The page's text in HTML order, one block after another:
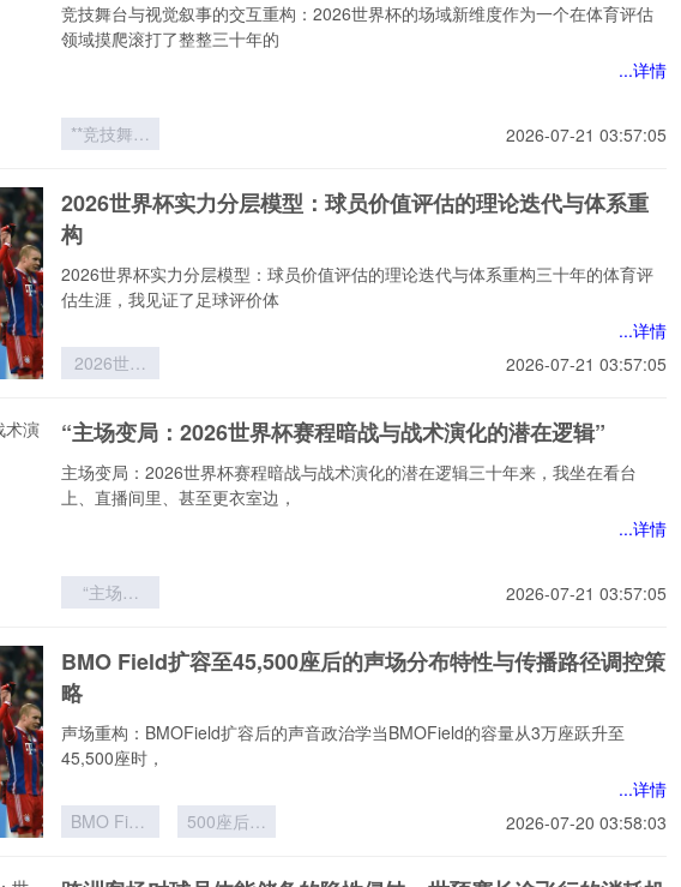
竞技舞台与视觉叙事的交互重构：2026世界杯的场域新维度作为一个在体育评估
领域摸爬滚打了整整三十年的
...详情
**竞技舞台
构：2026
世界杯的场
2026-07-21 03:57:05
2026世界杯实力分层模型：球员价值评估的理论迭代与体系重
构
2026世界杯实力分层模型：球员价值评估的理论迭代与体系重构三十年的体育评
估生涯，我见证了足球评价体
...详情
2026世界
价值评估的
理论迭代与
体系重构
2026-07-21 03:57:05
“主场变局：2026世界杯赛程暗战与战术演化的潜在逻辑”
主场变局：2026世界杯赛程暗战与战术演化的潜在逻辑三十年来，我坐在看台
上、直播间里、甚至更衣室边，
...详情
“主场变
暗战与战术
演化的潜在
2026-07-21 03:57:05
BMO Field扩容至45,500座后的声场分布特性与传播路径调控策
略
声场重构：BMOField扩容后的声音政治学当BMOField的容量从3万座跃升至
45,500座时，
...详情
BMO Field
扩容至45
500座后的
2026-07-20 03:58:03